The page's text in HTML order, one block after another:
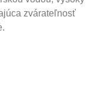
zvárateľnosť